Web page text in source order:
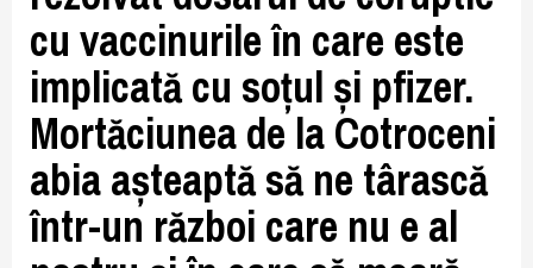
cu vaccinurile în care este
implicată cu soțul și pfizer.
Mortăciunea de la Cotroceni
abia așteaptă să ne târască
într-un război care nu e al